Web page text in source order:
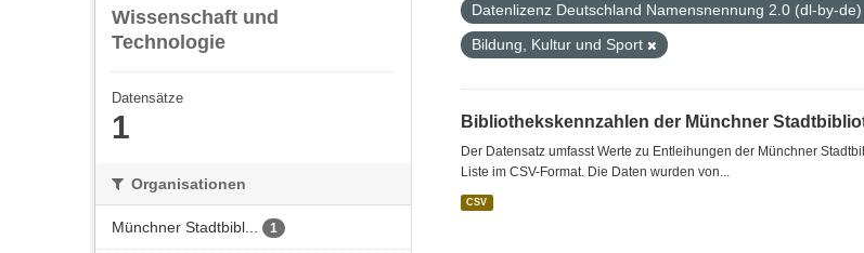
Wissenschaft und
Technologie
Datensätze
1
Organisationen
Münchner Stadtbibl... 1
Datenlizenz Deutschland Namensnennung 2.0 (dl-by-de)
Bildung, Kultur und Sport
Bibliothekskennzahlen der Münchner
Der Datensatz umfasst Werte zu Entleihungen der Münchner
Liste im CSV-Format. Die Daten wurden von...
CSV